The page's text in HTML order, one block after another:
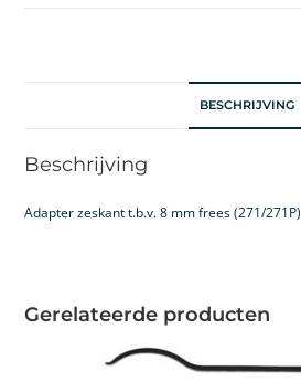
BESCHRIJVING
Beschrijving
Adapter zeskant t.b.v. 8 mm frees (271/271P)
Gerelateerde producten